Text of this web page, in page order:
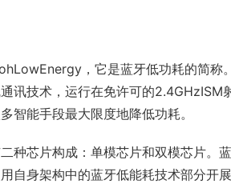
，它是蓝牙低功耗的简称
讯技术，运行在免许可的
智能手段最大限度地降低功耗。
种芯片构成：单模芯片和双模芯片。
自身架构中的蓝牙低能耗技术部分开